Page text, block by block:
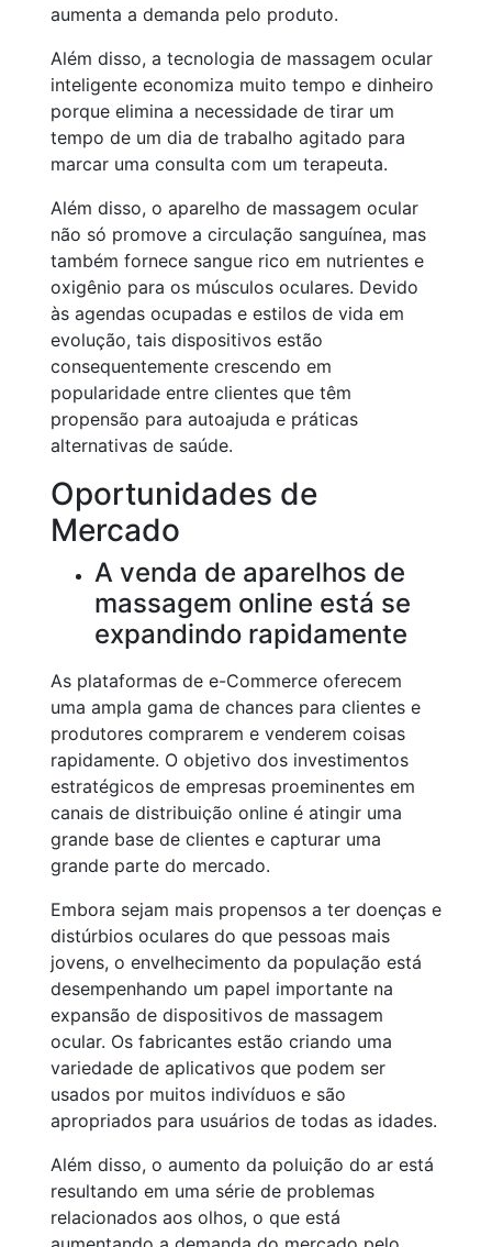
aumenta a demanda pelo produto.
Além disso, a tecnologia de massagem ocular
inteligente economiza muito tempo e dinheiro
porque elimina a necessidade de tirar um
tempo de um dia de trabalho agitado para
marcar uma consulta com um terapeuta.
Além disso, o aparelho de massagem ocular
não só promove a circulação sanguínea, mas
também fornece sangue rico em nutrientes e
oxigênio para os músculos oculares. Devido
às agendas ocupadas e estilos de vida em
evolução, tais dispositivos estão
consequentemente crescendo em
popularidade entre clientes que têm
propensão para autoajuda e práticas
alternativas de saúde.
Oportunidades de
Mercado
A venda de aparelhos de
massagem online está se
expandindo rapidamente
As plataformas de e-Commerce oferecem
uma ampla gama de chances para clientes e
produtores comprarem e venderem coisas
rapidamente. O objetivo dos investimentos
estratégicos de empresas proeminentes em
canais de distribuição online é atingir uma
grande base de clientes e capturar uma
grande parte do mercado.
Embora sejam mais propensos a ter doenças e
distúrbios oculares do que pessoas mais
jovens, o envelhecimento da população está
desempenhando um papel importante na
expansão de dispositivos de massagem
ocular. Os fabricantes estão criando uma
variedade de aplicativos que podem ser
usados por muitos indivíduos e são
apropriados para usuários de todas as idades.
Além disso, o aumento da poluição do ar está
resultando em uma série de problemas
relacionados aos olhos, o que está